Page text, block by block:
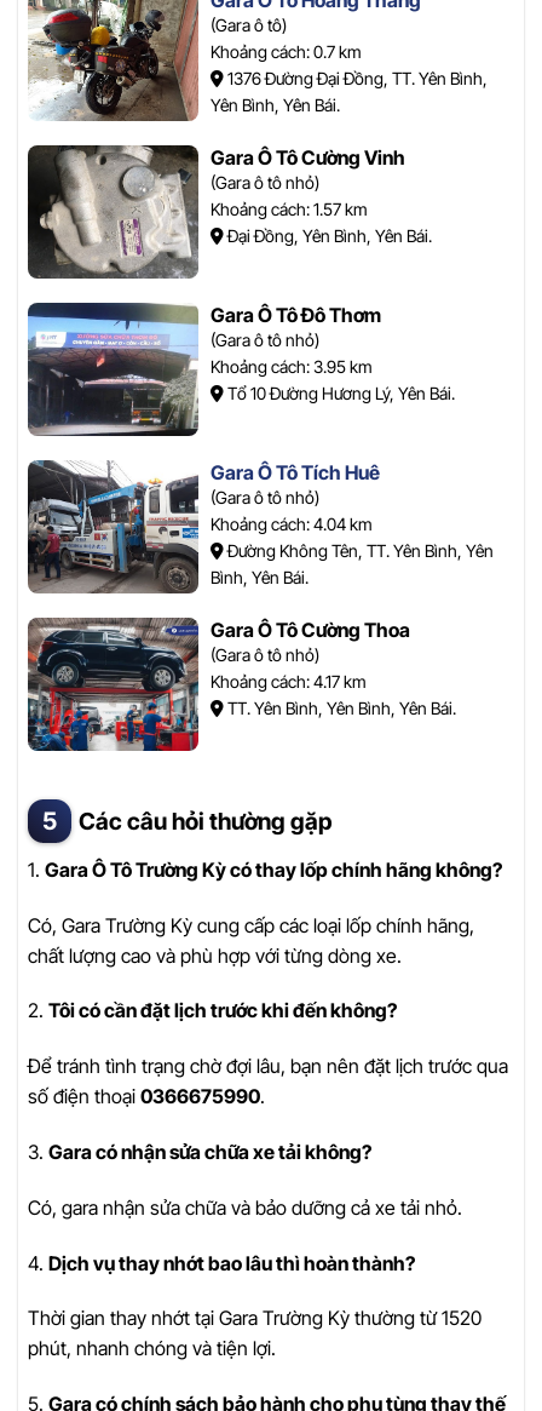
(Gara ô tô)
Khoảng cách: 0.7 km
1376 Đường Đại Đồng, TT. Yên Bình,
Yên Bình, Yên Bái.
Gara Ô Tô Cường Vinh
(Gara ô tô nhỏ)
Khoảng cách: 1.57 km
Đại Đồng, Yên Bình, Yên Bái.
Gara Ô Tô Đô Thơm
(Gara ô tô nhỏ)
Khoảng cách: 3.95 km
Tổ 10 Đường Hương Lý, Yên Bái.
Gara Ô Tô Tích Huê
(Gara ô tô nhỏ)
Khoảng cách: 4.04 km
Đường Không Tên, TT. Yên Bình, Yên
Bình, Yên Bái.
Gara Ô Tô Cường Thoa
(Gara ô tô nhỏ)
Khoảng cách: 4.17 km
TT. Yên Bình, Yên Bình, Yên Bái.
Các câu hỏi thường gặp
1. Gara Ô Tô Trường Kỳ có thay lốp chính hãng không?
Có, Gara Trường Kỳ cung cấp các loại lốp chính hãng,
chất lượng cao và phù hợp với từng dòng xe.
2. Tôi có cần đặt lịch trước khi đến không?
Để tránh tình trạng chờ đợi lâu, bạn nên đặt lịch trước qua
số điện thoại 0366675990.
3. Gara có nhận sửa chữa xe tải không?
Có, gara nhận sửa chữa và bảo dưỡng cả xe tải nhỏ.
4. Dịch vụ thay nhớt bao lâu thì hoàn thành?
Thời gian thay nhớt tại Gara Trường Kỳ thường từ 1520
phút, nhanh chóng và tiện lợi.
5. Gara có chính sách bảo hành cho phụ tùng thay thế